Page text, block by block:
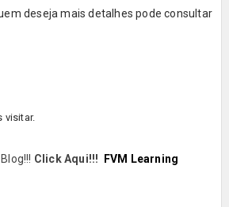
deseja mais detalhes pode consultar
visitar.
Click Aqui!!! FVM Learning